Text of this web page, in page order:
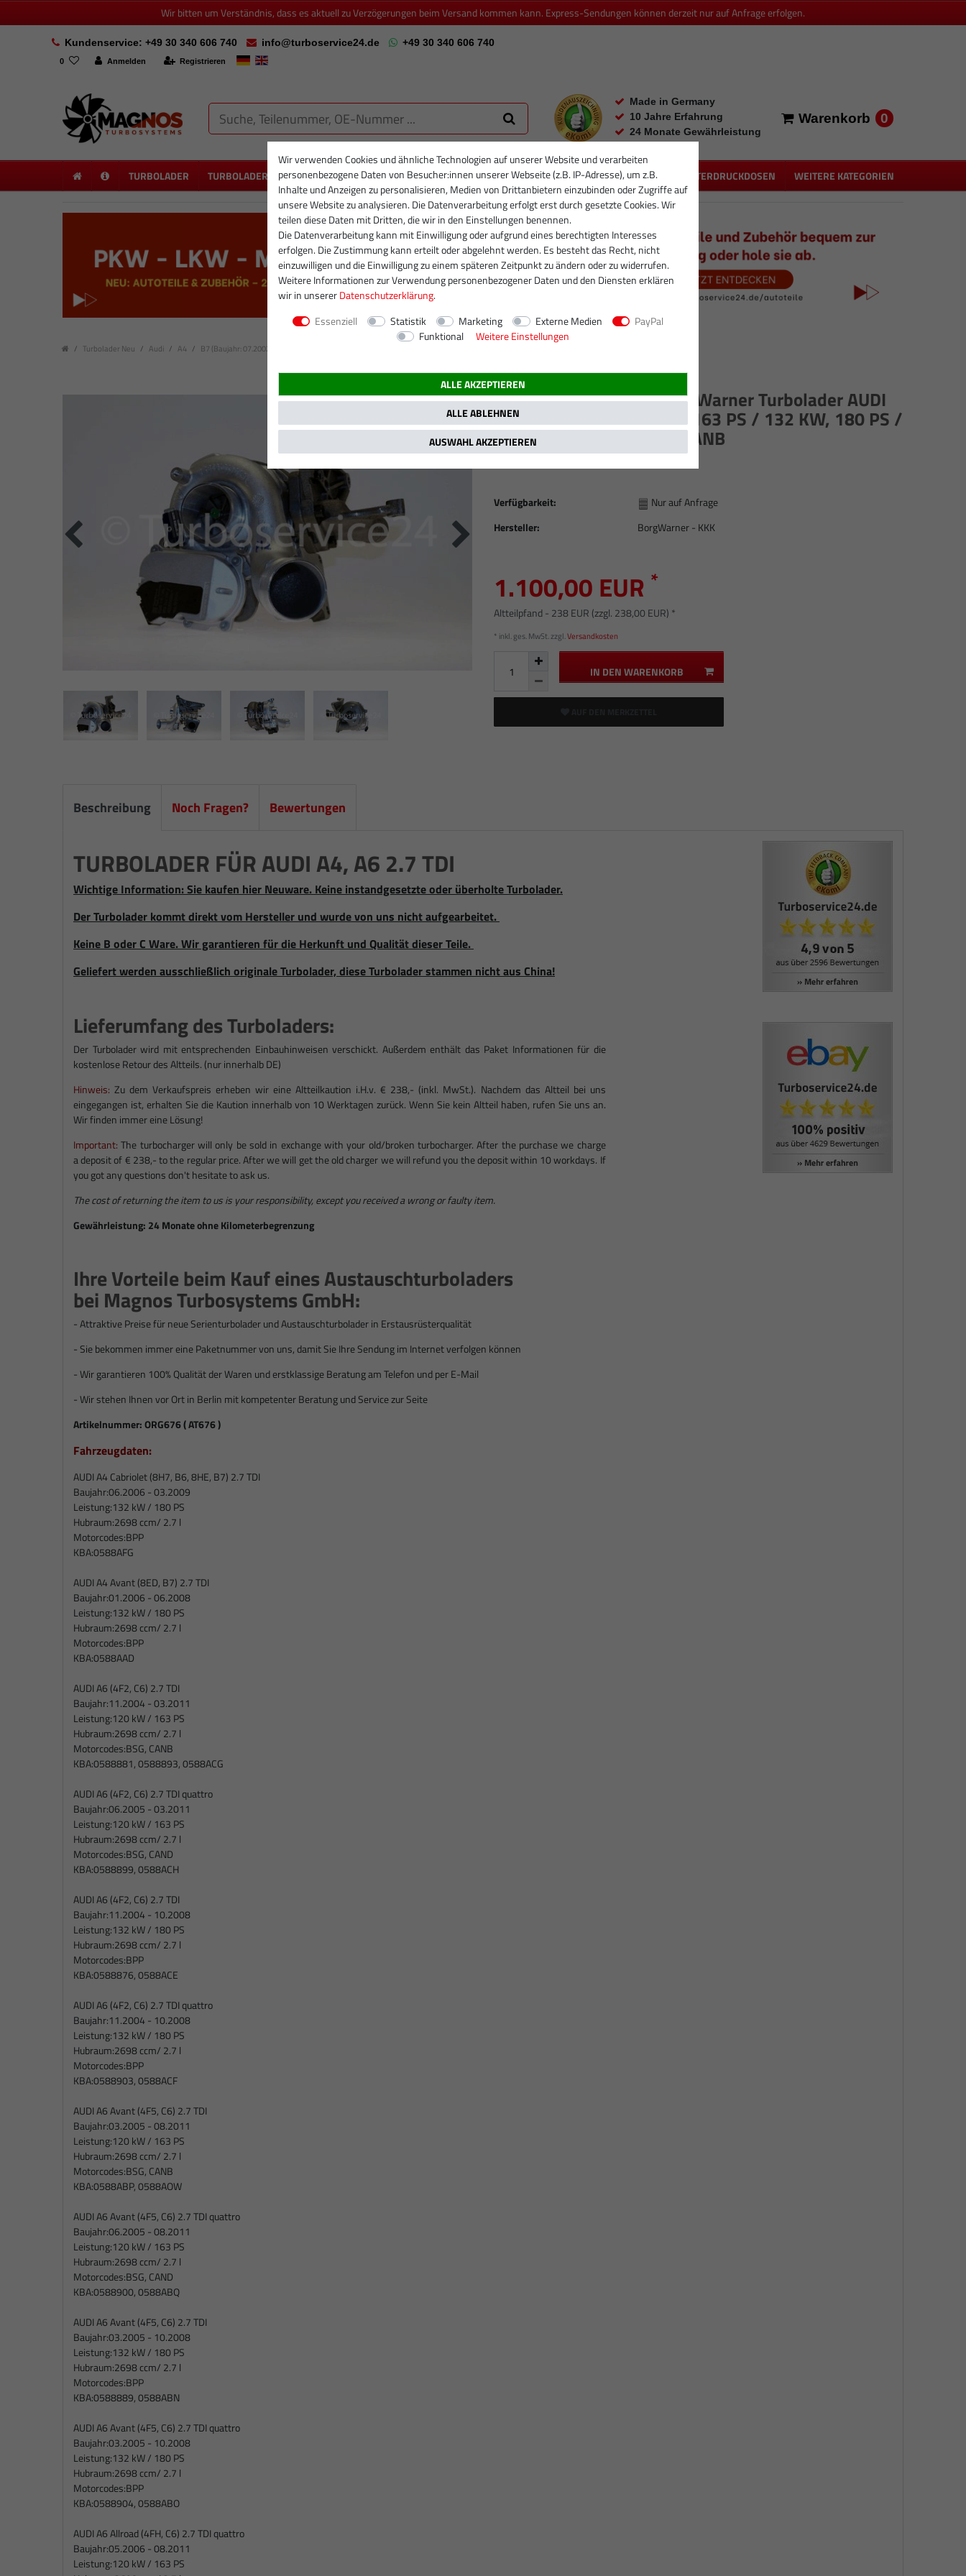
Wir bitten um Verständnis, dass es aktuell zu Verzögerungen beim Versand kommen kann. Express-Sendungen können derzeit nur auf Anfrage erfolgen.
Kundenservice: +49 30 340 606 740 info@turboservice24.de +49 30 340 606 740
0 Anmelden Registrieren
Made in Germany
10 Jahre Erfahrung
24 Monate Gewährleistung
Warenkorb 0
TURBOLADER TURBOLADER NEU PARTIKELFILTER PARTIKELFILTER NEU INJEKTOREN RUMPFGRUPPEN UNTERDRUCKDOSEN WEITERE KATEGORIEN
Turbolader Neu Audi A4 B7 (Baujahr: 07.2002 -03.2009)
Neuer Original KKK / BorgWarner Turbolader AUDI
A4, A6 2.7 TDI / 120 KW, 163 PS / 132 KW, 180 PS /
53049880055 BPP BSG CANB
Verfügbarkeit:
Hersteller:
Nur auf Anfrage
BorgWarner - KKK
1.100,00 EUR *
Altteilpfand - 238 EUR (zzgl. 238,00 EUR) *
* inkl. ges. MwSt. zzgl.Versandkosten
IN DEN WARENKORB
Beschreibung Noch Fragen? Bewertungen
TURBOLADER FÜR AUDI A4, A6 2.7 TDI
Wichtige Information: Sie kaufen hier Neuware. Keine instandgesetzte oder überholte Turbolader.
Der Turbolader kommt direkt vom Hersteller und wurde von uns nicht aufgearbeitet.
Keine B oder C Ware. Wir garantieren für die Herkunft und Qualität dieser Teile.
Geliefert werden ausschließlich originale Turbolader, diese Turbolader stammen nicht aus China!
Lieferumfang des Turboladers:
Der Turbolader wird mit entsprechenden Einbauhinweisen verschickt. Außerdem enthält das Paket Informationen für die
kostenlose Retour des Altteils. (nur innerhalb DE)
Hinweis: Zu dem Verkaufspreis erheben wir eine Altteilkaution i.H.v. € 238,- (inkl. MwSt.). Nachdem das Altteil bei uns
eingegangen ist, erhalten Sie die Kaution innerhalb von 10 Werktagen zurück. Wenn Sie kein Altteil haben, rufen Sie uns an.
Wir finden immer eine Lösung!
Important: The turbocharger will only be sold in exchange with your old/broken turbocharger. After the purchase we charge
a deposit of € 238,- to the regular price. After we will get the old charger we will refund you the deposit within 10 workdays. If
you got any questions don't hesitate to ask us.
The cost of returning the item to us is your responsibility, except you received a wrong or faulty item.
Gewährleistung: 24 Monate ohne Kilometerbegrenzung
Ihre Vorteile beim Kauf eines Austauschturboladers
bei Magnos Turbosystems GmbH:
- Attraktive Preise für neue Serienturbolader und Austauschturbolader in Erstausrüsterqualität
- Sie bekommen immer eine Paketnummer von uns, damit Sie Ihre Sendung im Internet verfolgen können
- Wir garantieren 100% Qualität der Waren und erstklassige Beratung am Telefon und per E-Mail
- Wir stehen Ihnen vor Ort in Berlin mit kompetenter Beratung und Service zur Seite
Artikelnummer:ORG676 ( AT676 )
Fahrzeugdaten:
AUDI A4 Cabriolet (8H7, B6, 8HE, B7) 2.7 TDI
Baujahr:06.2006 - 03.2009
Leistung:132 kW / 180 PS
Hubraum:2698 ccm/ 2.7 l
Motorcodes:BPP
KBA:0588AFG
AUDI A4 Avant (8ED, B7) 2.7 TDI
Baujahr:01.2006 - 06.2008
Leistung:132 kW / 180 PS
Hubraum:2698 ccm/ 2.7 l
Motorcodes:BPP
KBA:0588AAD
AUDI A6 (4F2, C6) 2.7 TDI
Baujahr:11.2004 - 03.2011
Leistung:120 kW / 163 PS
Hubraum:2698 ccm/ 2.7 l
Motorcodes:BSG, CANB
KBA:0588881, 0588893, 0588ACG
AUDI A6 (4F2, C6) 2.7 TDI quattro
Baujahr:06.2005 - 03.2011
Leistung:120 kW / 163 PS
Hubraum:2698 ccm/ 2.7 l
Motorcodes:BSG, CAND
KBA:0588899, 0588ACH
AUDI A6 (4F2, C6) 2.7 TDI
Baujahr:11.2004 - 10.2008
Leistung:132 kW / 180 PS
Hubraum:2698 ccm/ 2.7 l
Motorcodes:BPP
KBA:0588876, 0588ACE
AUDI A6 (4F2, C6) 2.7 TDI quattro
Baujahr:11.2004 - 10.2008
Leistung:132 kW / 180 PS
Hubraum:2698 ccm/ 2.7 l
Motorcodes:BPP
KBA:0588903, 0588ACF
AUDI A6 Avant (4F5, C6) 2.7 TDI
Baujahr:03.2005 - 08.2011
Leistung:120 kW / 163 PS
Hubraum:2698 ccm/ 2.7 l
Motorcodes:BSG, CANB
KBA:0588ABP, 0588AOW
AUDI A6 Avant (4F5, C6) 2.7 TDI quattro
Baujahr:06.2005 - 08.2011
Leistung:120 kW / 163 PS
Hubraum:2698 ccm/ 2.7 l
Motorcodes:BSG, CAND
KBA:0588900, 0588ABQ
AUDI A6 Avant (4F5, C6) 2.7 TDI
Baujahr:03.2005 - 10.2008
Leistung:132 kW / 180 PS
Hubraum:2698 ccm/ 2.7 l
Motorcodes:BPP
KBA:0588889, 0588ABN
AUDI A6 Avant (4F5, C6) 2.7 TDI quattro
Baujahr:03.2005 - 10.2008
Leistung:132 kW / 180 PS
Hubraum:2698 ccm/ 2.7 l
Motorcodes:BPP
KBA:0588904, 0588ABO
AUDI A6 Allroad (4FH, C6) 2.7 TDI quattro
Baujahr:05.2006 - 08.2011
Leistung:120 kW / 163 PS
Wir verwenden Cookies und ähnliche Technologien auf unserer Website und verarbeiten
personenbezogene Daten von Besucher:innen unserer Webseite (z.B. IP-Adresse), um z.B.
Inhalte und Anzeigen zu personalisieren, Medien von Drittanbietern einzubinden oder Zugriffe auf
unsere Website zu analysieren. Die Datenverarbeitung erfolgt erst durch gesetzte Cookies. Wir
teilen diese Daten mit Dritten, die wir in den Einstellungen benennen.
Die Datenverarbeitung kann mit Einwilligung oder aufgrund eines berechtigten Interesses
erfolgen. Die Zustimmung kann erteilt oder abgelehnt werden. Es besteht das Recht, nicht
einzuwilligen und die Einwilligung zu einem späteren Zeitpunkt zu ändern oder zu widerrufen.
Weitere Informationen zur Verwendung personenbezogener Daten und den Diensten erklären
wir in unsererDaten­schutz­erklärung.
Essenziell
Statistik Marketing Externe Medien
PayPal
Funktional
Weitere Einstellungen
ALLE AKZEPTIEREN
ALLE ABLEHNEN
AUSWAHL AKZEPTIEREN